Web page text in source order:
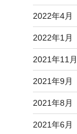
2022年4月
2022年1月
2021年11月
2021年9月
2021年8月
2021年6月